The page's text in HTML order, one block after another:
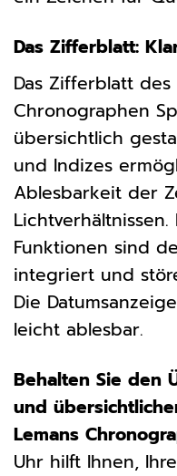
Das Zifferblatt:
Das Zifferblatt des
Chronographen
übersichtlich
und Indizes
Ablesbarkeit der
Funktionen sind
integriert und
Die
leicht ablesbar.
Behalten Sie den
und
Lemans
Uhr hilft Ihnen,